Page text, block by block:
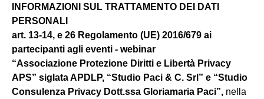
INFORMAZIONI SUL TRATTAMENTO DEI DATI
PERSONALI
art. 13-14, e 26 Regolamento (UE) 2016/679 ai
partecipanti agli eventi - webinar
“Associazione Protezione Diritti e Libertà Privacy
APS” siglata APDLP, “Studio Paci & C. Srl” e “Studio
Consulenza Privacy Dott.ssa Gloriamaria Paci”, nella